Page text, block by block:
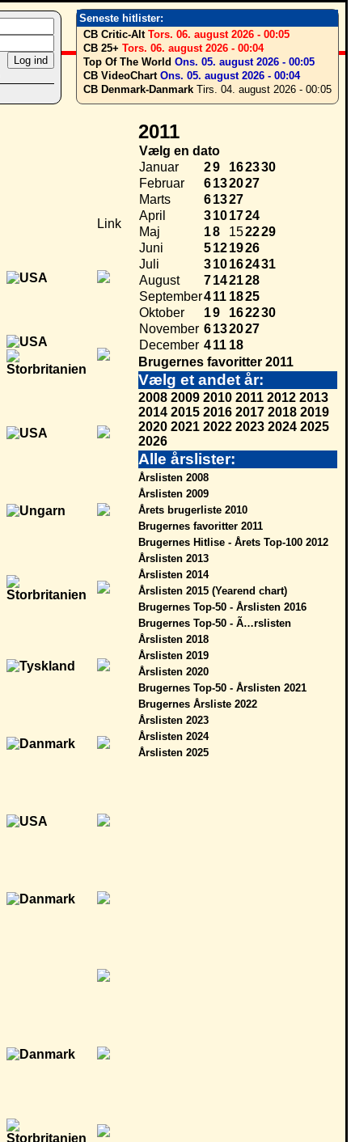
Seneste hitlister:
CB Critic-Alt Tors. 06. august 2026 - 00:05
CB 25+ Tors. 06. august 2026 - 00:04
Top Of The World Ons. 05. august 2026 - 00:05
CB VideoChart Ons. 05. august 2026 - 00:04
CB Denmark-Danmark Tirs. 04. august 2026 - 00:05
Link
2011
Vælg en dato
Januar
29 162330
Februar
6132027
Marts
61327
April
3101724
Maj
18 152229
Juni
5121926
Juli
310162431
August
7142128
September411 1825
Oktober
19 162230
November 6132027
December 411 18
Brugernes favoritter 2011
Vælg et andet år:
2008 2009 2010 2011 2012 2013
2014 2015 2016 2017 2018 2019
2020 2021 2022 2023 2024 2025
2026
Alle årslister:
Årslisten 2008
Årslisten 2009
Årets brugerliste 2010
Brugernes favoritter 2011
Brugernes Hitlise - Årets Top-100 2012
Årslisten 2013
Årslisten 2014
Årslisten 2015 (Yearend chart)
Brugernes Top-50 - Årslisten 2016
Brugernes Top-50 - Ã…rslisten
Årslisten 2018
Årslisten 2019
Årslisten 2020
Brugernes Top-50 - Årslisten 2021
Brugernes Årsliste 2022
Årslisten 2023
Årslisten 2024
Årslisten 2025